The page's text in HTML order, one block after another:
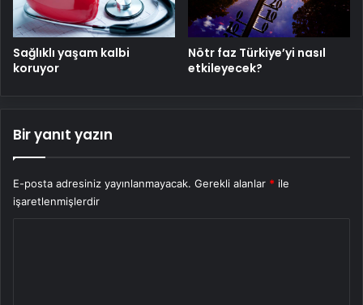
Sağlıklı yaşam kalbi
koruyor
Nötr faz Türkiye’yi nasıl
etkileyecek?
Bir yanıt yazın
E-posta adresiniz yayınlanmayacak. Gerekli alanlar * ile
işaretlenmişlerdir